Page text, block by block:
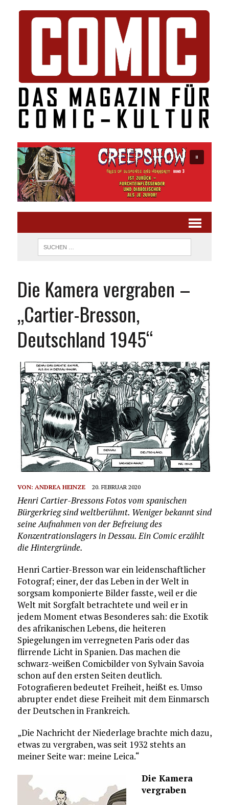
Die Kamera vergraben –
„Cartier-Bresson,
Deutschland 1945“
VON: ANDREA HEINZE 20. FEBRUAR 2020
Henri Cartier-Bressons Fotos vom spanischen
Bürgerkrieg sind weltberühmt. Weniger bekannt sind
seine Aufnahmen von der Befreiung des
Konzentrationslagers in Dessau. Ein Comic erzählt
die Hintergründe.
Henri Cartier-Bresson war ein leidenschaftlicher
Fotograf; einer, der das Leben in der Welt in
sorgsam komponierte Bilder fasste, weil er die
Welt mit Sorgfalt betrachtete und weil er in
jedem Moment etwas Besonderes sah: die Exotik
des afrikanischen Lebens, die heiteren
Spiegelungen im verregneten Paris oder das
flirrende Licht in Spanien. Das machen die
schwarz-weißen Comicbilder von Sylvain Savoia
schon auf den ersten Seiten deutlich.
Fotografieren bedeutet Freiheit, heißt es. Umso
abrupter endet diese Freiheit mit dem Einmarsch
der Deutschen in Frankreich.
„Die Nachricht der Niederlage brachte mich dazu,
etwas zu vergraben, was seit 1932 stehts an
meiner Seite war: meine Leica.“
Die Kamera
vergraben